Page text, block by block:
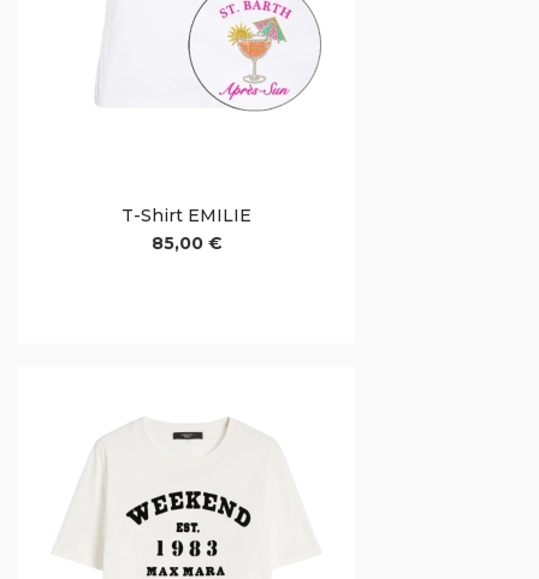
T-Shirt EMILIE
85,00 €